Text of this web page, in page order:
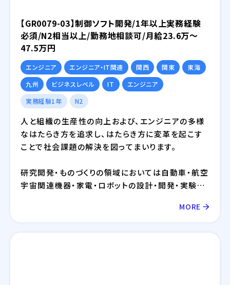
【GR0079-03】制御ソフト開発/1年以上実務経験
必須/N2相当以上/勤務地相談可/月給23.6万～
47.5万円
エンジニア エンジニア・IT関連 関西 関東
東海
九州
ビジネスレベル IT
エンジニア
実務経験1年
N2
人と組織の生産性の向上および、エンジニアの多様
なはたらき方を追求し、はたらき方に変革を起こす
ことで社会課題の解決を図ってまいります。
研究開発・ものづくりの領域においては自動車・航空
宇宙関連機器・家電・ロボットの設計・開発・実験に
IT領域においては情報通信、IT/インターネット、EC
分野を中心とした幅広い業界に対してのシステム開
MORE